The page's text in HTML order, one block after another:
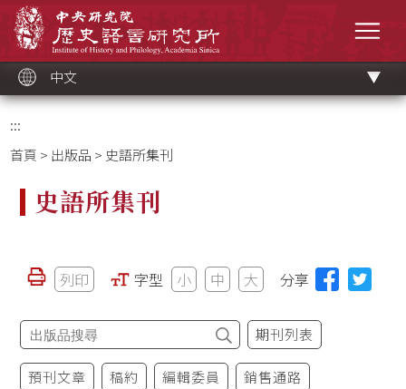
中文
:::
首頁 > 出版品 > 史語所集刊
史語所集刊
列印 字型 小 中 大 分享
期刊列表
預刊文章 稿約 編輯委員 銷售通路